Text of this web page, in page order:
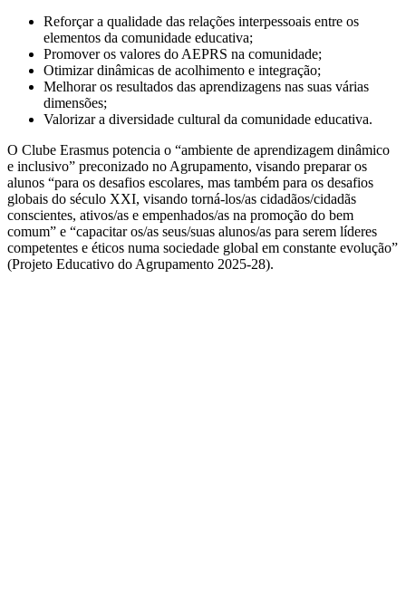
Reforçar a qualidade das relações interpessoais entre os
elementos da comunidade educativa;
Promover os valores do AEPRS na comunidade;
Otimizar dinâmicas de acolhimento e integração;
Melhorar os resultados das aprendizagens nas suas várias
dimensões;
Valorizar a diversidade cultural da comunidade educativa.
O Clube Erasmus potencia o “ambiente de aprendizagem dinâmico
e inclusivo” preconizado no Agrupamento, visando preparar os
alunos “para os desafios escolares, mas também para os desafios
globais do século XXI, visando torná-los/as cidadãos/cidadãs
conscientes, ativos/as e empenhados/as na promoção do bem
comum” e “capacitar os/as seus/suas alunos/as para serem líderes
competentes e éticos numa sociedade global em constante evolução”
(Projeto Educativo do Agrupamento 2025-28).